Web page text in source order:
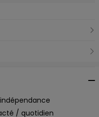
/ quotidien